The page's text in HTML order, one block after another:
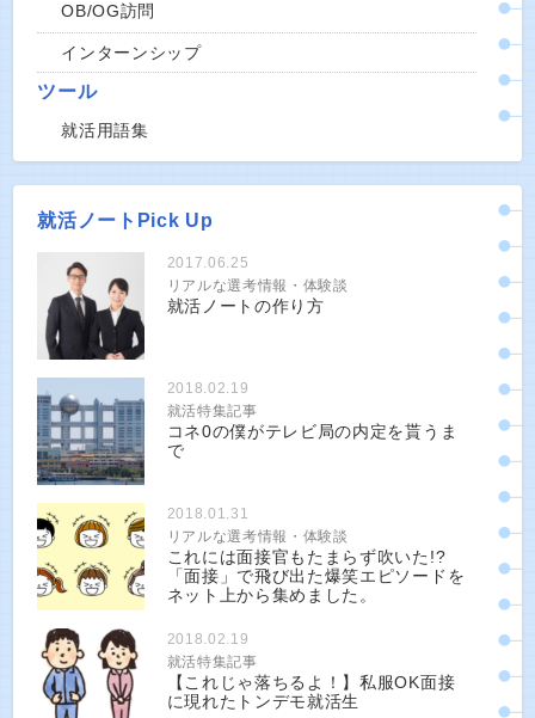
OB/OG訪問
インターンシップ
ツール
就活用語集
就活ノートPick Up
2017.06.25
リアルな選考情報・体験談
就活ノートの作り方
2018.02.19
就活特集記事
コネ0の僕がテレビ局の内定を貰うま
で
2018.01.31
リアルな選考情報・体験談
これには面接官もたまらず吹いた!?
「面接」で飛び出た爆笑エピソードを
ネット上から集めました。
2018.02.19
就活特集記事
【これじゃ落ちるよ！】私服OK面接
に現れたトンデモ就活生